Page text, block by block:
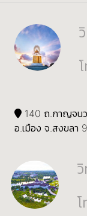
140 ถ.กาญจน
อ.เมือง จ.สงขลา